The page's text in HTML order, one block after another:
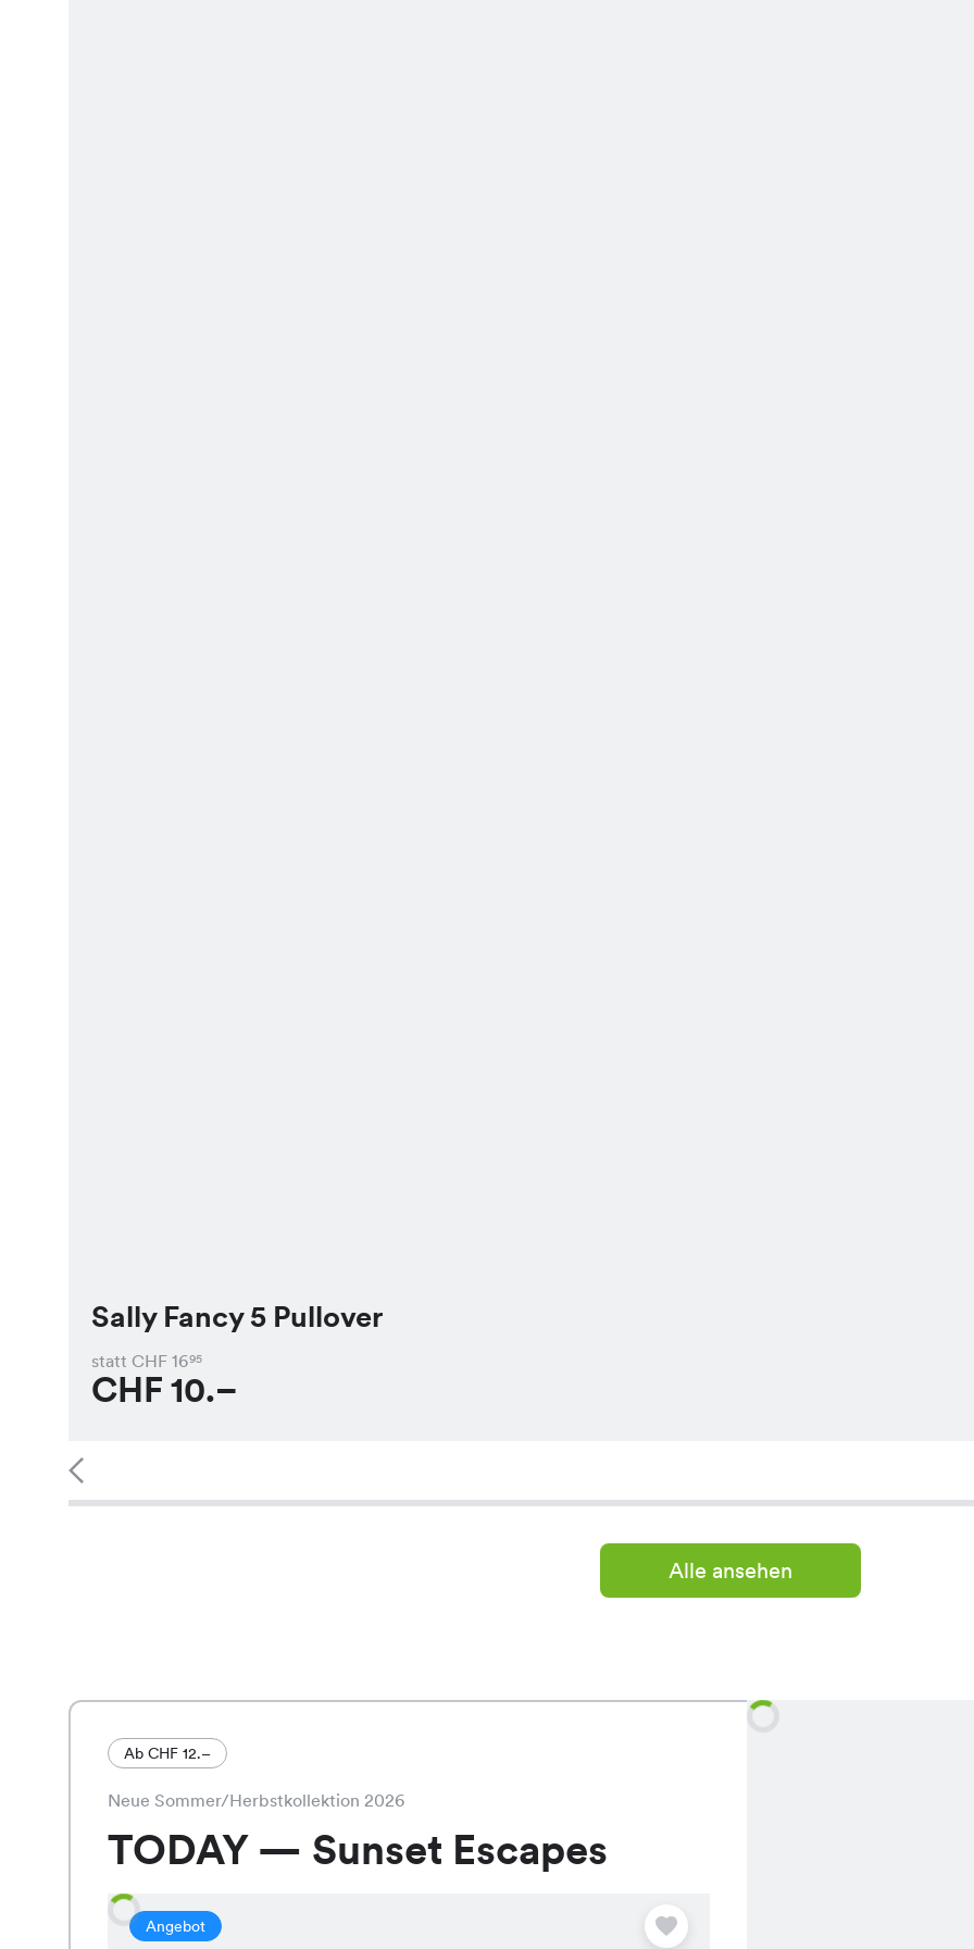
Sally Fancy 5 Pullover
statt CHF 1695
CHF 10.–
Alle ansehen
Ab CHF 12.–
Neue Sommer/Herbstkollektion 2026
TODAY — Sunset Escapes
Angebot